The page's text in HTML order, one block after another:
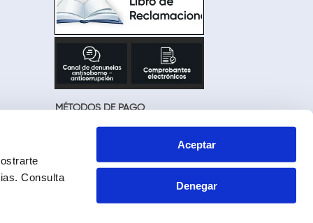
Consulta
Aceptar
Denegar
MÉTODOS DE PAGO